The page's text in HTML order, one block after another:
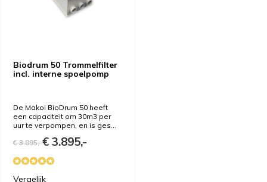
Biodrum 50 Trommelfilter
incl. interne spoelpomp
De Makoi BioDrum 50 heeft
een capaciteit om 30m3 per
uur te verpompen, en is ges...
€ 3.895,-€ 3.895,-
Vergelijk